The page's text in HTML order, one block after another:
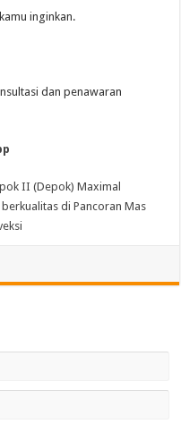
inginkan.
dan penawaran
II (Depok) Maximal
di Pancoran Mas